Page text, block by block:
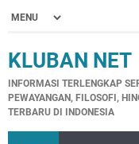
KLUBAN NET
INFORMASI TERLENGKAP
PEWAYANGAN, FILOSOFI,
TERBARU DI INDONESIA